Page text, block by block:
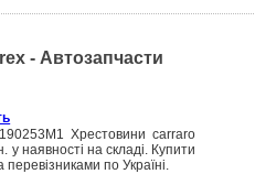
- Автозапчасти
Хрестовини carraro
у наявності на складі. Купити
по Україні.